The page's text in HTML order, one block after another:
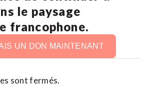
le paysage
francophone.
UN DON MAINTENANT
sont fermés.